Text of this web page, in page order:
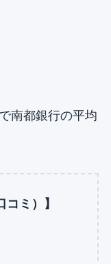
南都銀行の平均
コミ）】